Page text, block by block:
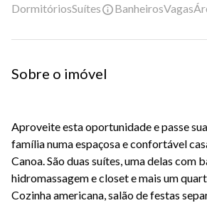
DormitóriosSuítes BanheirosVagas
Sobre o imóvel
Aproveite esta oportunidade e passe
família numa espaçosa e confortável
Canoa. São duas suítes, uma delas com
hidromassagem e closet e mais um
Cozinha americana, salão de festas